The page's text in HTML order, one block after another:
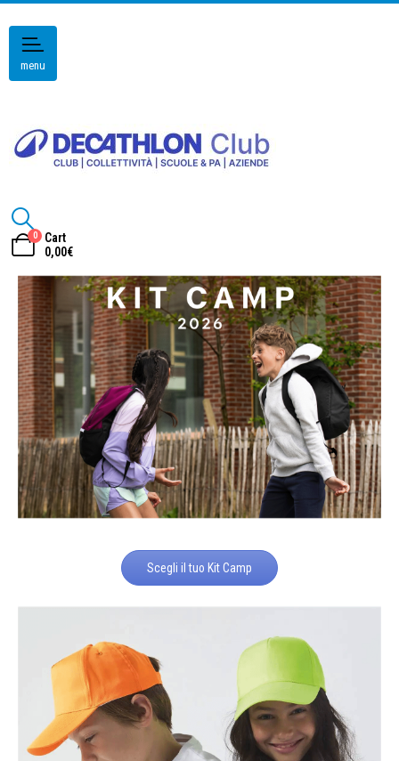
menu
0
Cart
0,00€
Scegli il tuo Kit Camp